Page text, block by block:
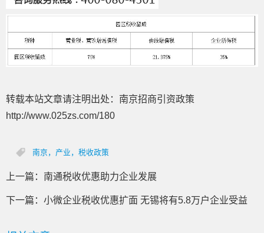
转载本站文章请注明出处：南京招商引资政策
http://www.025zs.com/180
南京，产业，税收政策
上一篇： 南通税收优惠助力企业发展
下一篇： 小微企业税收优惠扩面 无锡将有5.8万户企业受益